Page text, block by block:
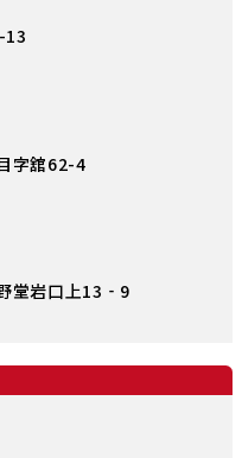
13
字舘62-4
堂岩口上13‐9